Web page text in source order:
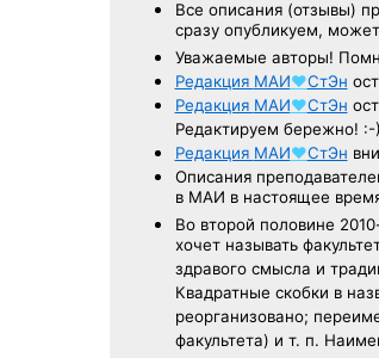
Все описания (отзывы)
сразу опубликуем,
Уважаемые авторы!
Редакция МАИ♥СтЭн
Редакция МАИ♥СтЭн
Редактируем бережно! :-)
Редакция МАИ♥СтЭн
Описания
в МАИ в настоящее
Во второй половине
хочет называть
здравого смысла и
Квадратные скобки в
реорганизовано;
факультета) и т. п.